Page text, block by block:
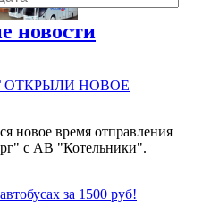
новости
ОТКРЫЛИ НОВОЕ
новое время отправления
с АВ "Котельники".
за 1500 руб!